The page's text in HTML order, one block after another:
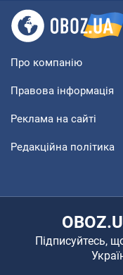
Про компанію
Правова інформація
Реклама на сайті
Редакційна політика
Підписуйтесь,